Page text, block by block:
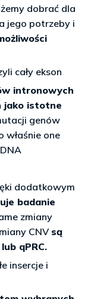
dobrać dla
jego potrzeby i
cały ekson
intronowych
jako istotne
genów
właśnie one
dodatkowym
badanie
zmiany
CNV są
qPRC.
insercje i